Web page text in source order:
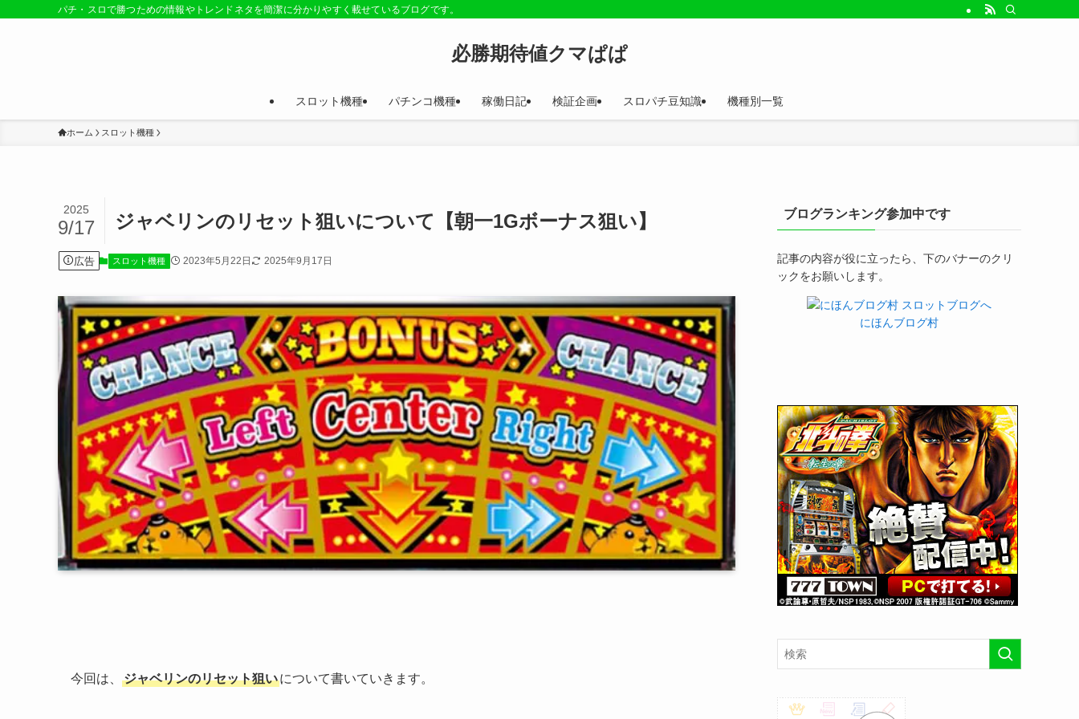
パチ・スロで勝つための情報やトレンドネタを簡潔に分かりやすく載せているブログです。
必勝期待値クマぱぱ
スロット機種 パチンコ機種 稼働日記 検証企画 スロパチ豆知識 機種別一覧
ホーム スロット機種
ジャベリンのリセット狙いについて【朝一1Gボーナス狙い】
2025
9/17
広告 スロット機種 2023年5月22日 2025年9月17日
今回は、 ジャベリンのリセット狙いについて書いていきます。
ブログランキング参加中です
記事の内容が役に立ったら、下のバナーのクリ
ックをお願いします。
にほんブログ村